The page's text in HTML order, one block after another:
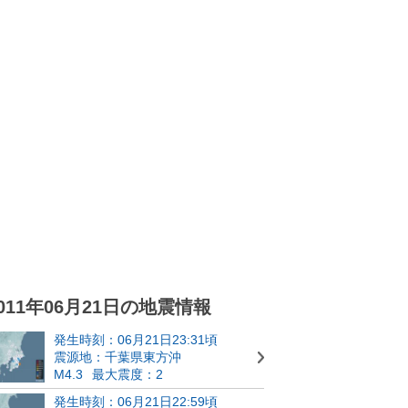
年06月21日の地震情報
発生時刻：06月21日23:31頃
震源地：千葉県東方沖
M4.3
最大震度：2
発生時刻：06月21日22:59頃